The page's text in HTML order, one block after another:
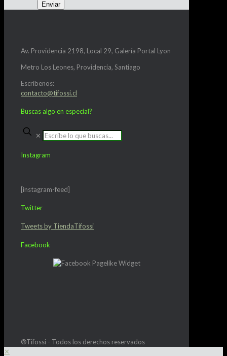
Av. Providencia 2198, Local 29, Galería Portal Lyon
Metro Los Leones, Providencia, Santiago
Escríbenos:
contacto@tifossi.cl
Buscas algo en especial?
✕
Instagram
[instagram-feed]
Twitter
Tweets by TiendaTifossi
Facebook
®Tifossi - Todos los derechos reservados
✕